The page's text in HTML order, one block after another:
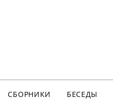
СБОРНИКИ БЕСЕДЫ